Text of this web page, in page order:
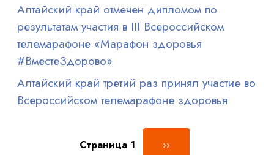
Алтайский край отмечен дипломом по
результатам участия в III Всероссийском
телемарафоне «Марафон здоровья
#ВместеЗдорово»
Алтайский край третий раз принял участие во
Всероссийском телемарафоне здоровья
Нумерация страниц
Страница 1 Следующая страница
››